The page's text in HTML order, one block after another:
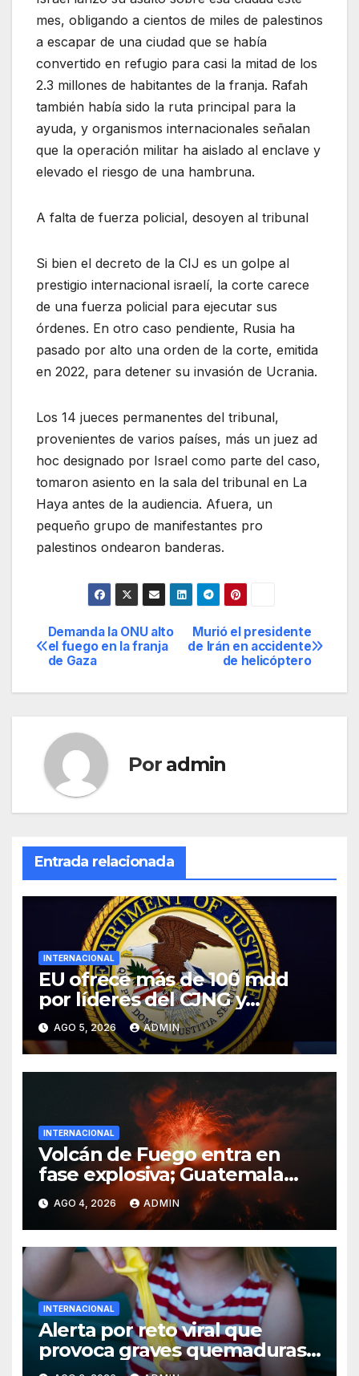
mes, obligando a cientos de miles de palestinos
a escapar de una ciudad que se había
convertido en refugio para casi la mitad de los
2.3 millones de habitantes de la franja. Rafah
también había sido la ruta principal para la
ayuda, y organismos internacionales señalan
que la operación militar ha aislado al enclave y
elevado el riesgo de una hambruna.
A falta de fuerza policial, desoyen al tribunal
Si bien el decreto de la CIJ es un golpe al
prestigio internacional israelí, la corte carece
de una fuerza policial para ejecutar sus
órdenes. En otro caso pendiente, Rusia ha
pasado por alto una orden de la corte, emitida
en 2022, para detener su invasión de Ucrania.
Los 14 jueces permanentes del tribunal,
provenientes de varios países, más un juez ad
hoc designado por Israel como parte del caso,
tomaron asiento en la sala del tribunal en La
Haya antes de la audiencia. Afuera, un
pequeño grupo de manifestantes pro
palestinos ondearon banderas.
Navegación
de
Murió el presidente
de Irán en accidente
de helicóptero
Demanda la ONU alto
el fuego en la franja
de Gaza
Por admin
Entrada relacionada
INTERNACIONAL
EU ofrece más de 100 mdd
por líderes del CJNG y
presenta nuevos cargos
AGO 5, 2026 ADMIN
INTERNACIONAL
Volcán de Fuego entra en
fase explosiva; Guatemala
activa alerta anaranjada
AGO 4, 2026 ADMIN
INTERNACIONAL
Alerta por reto viral que
provoca graves quemaduras
en menores